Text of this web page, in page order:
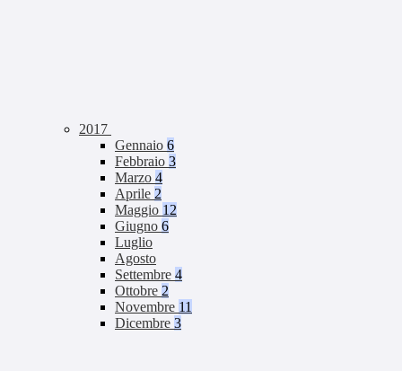
2017
Gennaio 6
Febbraio 3
Marzo 4
Aprile 2
Maggio 12
Giugno 6
Luglio
Agosto
Settembre 4
Ottobre 2
Novembre 11
Dicembre 3